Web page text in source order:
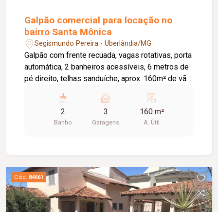
Galpão comercial para locação no
bairro Santa Mônica
Segismundo Pereira - Uberlândia/MG
Galpão com frente recuada, vagas rotativas, porta
automática, 2 banheiros acessíveis, 6 metros de
pé direito, telhas sanduíche, aprox. 160m² de vão
2
Banho
3
Garagens
160 m²
A. Útil
Cód. 84661